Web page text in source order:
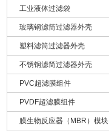
例如：
SRB-20-5-A-C-D
SRB 系列螺旋树脂粘合滤
特殊规格树脂粘合滤芯可
工业液体过滤袋
玻璃钢滤筒过滤器外壳
塑料滤筒过滤器外壳
不锈钢滤筒过滤器外壳
PVC超滤膜组件
PVDF超滤膜组件
膜生物反应器（MBR）模块